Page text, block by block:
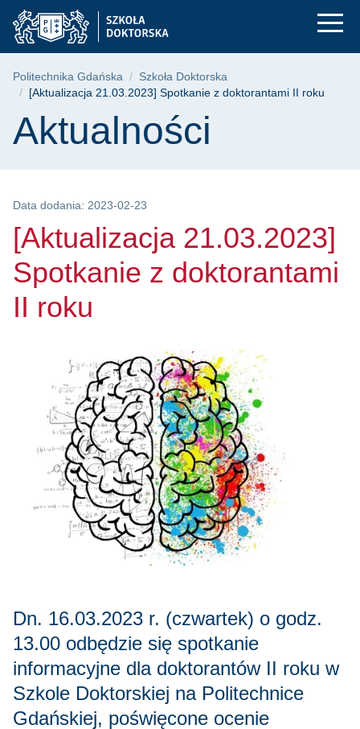
Przejdź
do
menu
Przejdź
do
wyszukiwarki
Przejdź
do
treści
[Aktualizacja
Ścieżka nawigacyjna
Politechnika Gdańska
Szkoła Doktorska
[Aktualizacja 21.03.2023] Spotkanie z doktorantami II roku
Treść strony
Aktualności
Data dodania: 2023-02-23
[Aktualizacja 21.03.2023]
Spotkanie z doktorantami
II roku
Dn. 16.03.2023 r. (czwartek) o godz.
13.00 odbędzie się spotkanie
informacyjne dla doktorantów II roku w
Szkole Doktorskiej na Politechnice
Gdańskiej, poświęcone ocenie